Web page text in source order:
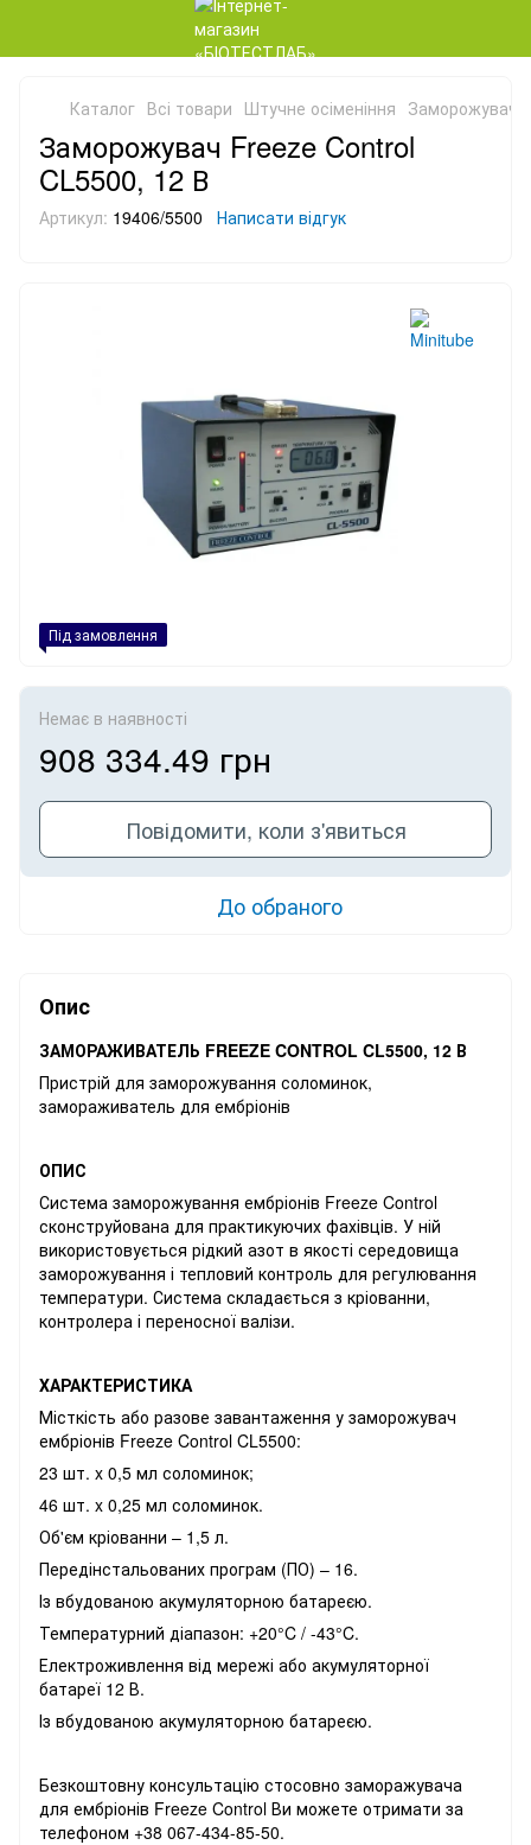
Каталог Всі товари Штучне осіменіння Заморожувач
Заморожувач Freeze Control
CL5500, 12 В
Артикул: 19406/5500 Написати відгук
Під замовлення
Немає в наявності
908 334.49 грн
Повідомити, коли з'явиться
До обраного
Опис
ЗАМОРАЖИВАТЕЛЬ FREEZE CONTROL CL5500, 12 В
Пристрій для заморожування соломинок,
замораживатель для ембріонів
ОПИС
Система заморожування ембріонів Freeze Control
сконструйована для практикуючих фахівців. У ній
використовується рідкий азот в якості середовища
заморожування і тепловий контроль для регулювання
температури. Система складається з кріованни,
контролера і переносної валізи.
ХАРАКТЕРИСТИКА
Місткість або разове завантаження у заморожувач
ембріонів Freeze Control CL5500:
23 шт. x 0,5 мл соломинок;
46 шт. x 0,25 мл соломинок.
Об'єм кріованни – 1,5 л.
Передінстальованих програм (ПО) – 16.
Із вбудованою акумуляторною батареєю.
Температурний діапазон: +20°C / -43°C.
Електроживлення від мережі або акумуляторної
батареї 12 В.
Із вбудованою акумуляторною батареєю.
Безкоштовну консультацію стосовно заморажувача
для ембріонів Freeze Control Ви можете отримати за
телефоном +38 067-434-85-50.